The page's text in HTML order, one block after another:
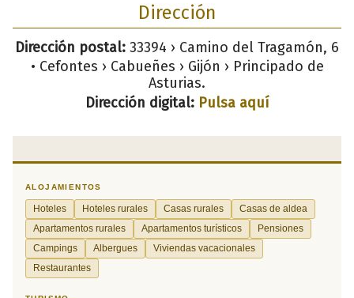
Dirección
Dirección postal: 33394 › Camino del Tragamón, 6
• Cefontes › Cabueñes › Gijón › Principado de
Asturias.
Dirección digital: Pulsa aquí